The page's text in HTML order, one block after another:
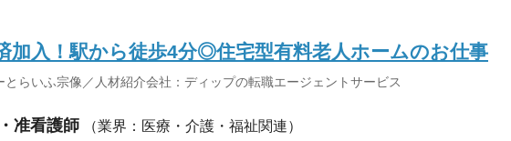
加入！駅から徒歩4分◎住宅型有料老人ホームのお仕事
とらいふ宗像／人材紹介会社：ディップの転職エージェントサービス
准看護師 （業界：医療・介護・福祉関連）